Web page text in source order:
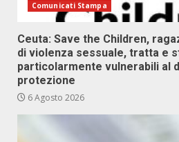
Comunicati Stampa
Ceuta: Save the Children,
di violenza sessuale, tratta e
particolarmente vulnerabili al
protezione
6 Agosto 2026